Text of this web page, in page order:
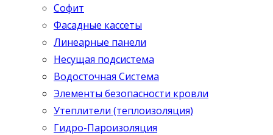
Софит
Фасадные кассеты
Линеарные панели
Несущая подсистема
Водосточная Система
Элементы безопасности кровли
Утеплители (теплоизоляция)
Гидро-Пароизоляция